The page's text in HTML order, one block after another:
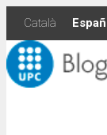
Skip
content
Català